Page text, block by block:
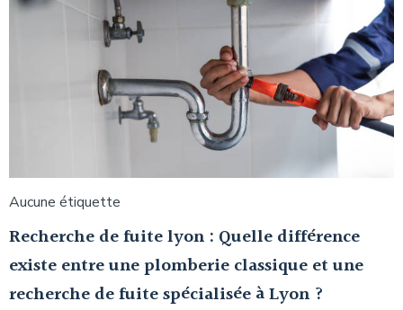
Aucune étiquette
Recherche de fuite lyon : Quelle différence
existe entre une plomberie classique et une
recherche de fuite spécialisée à Lyon ?